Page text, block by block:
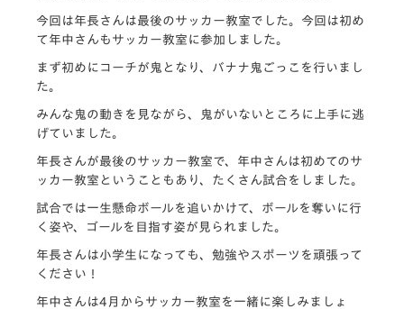
今回は年長さんは最後のサッカー教室でした。今回は初め
て年中さんもサッカー教室に参加しました。
まず初めにコーチが鬼となり、バナナ鬼ごっこを行いまし
た。
みんな鬼の動きを見ながら、鬼がいないところに上手に逃
げていました。
年長さんが最後のサッカー教室で、年中さんは初めてのサ
ッカー教室ということもあり、たくさん試合をしました。
試合では一生懸命ボールを追いかけて、ボールを奪いに行
く姿や、
ゴールを目指す姿が見られました。
年長さんは小学生になっても、勉強やスポーツを頑張って
ください！
年中さんは4月からサッカー教室を一緒に楽しみましょ